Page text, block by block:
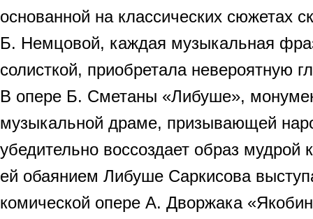
основанной на классических сюжетах
Б. Немцовой, каждая музыкальная
солисткой, приобретала невероятную
В опере Б. Сметаны «Либуше»,
музыкальной драме, призывающей
убедительно воссоздает образ
ей обаянием Либуше Саркисова
комической опере А. Дворжака